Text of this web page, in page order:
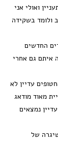
ואולי אני
ולומד בשקידה
החדשים
איתם גם אחרי
עדיין לא
מאוד מודאג
נמצאים
של